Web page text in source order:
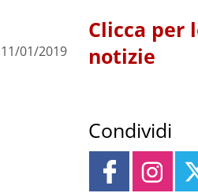
11/01/2019
Clicca per
notizie
Condividi